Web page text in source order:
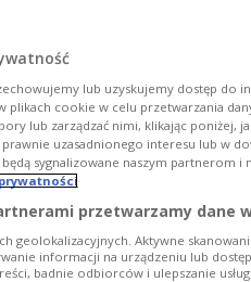
lub uzyskujemy dostęp do
plikach cookie w celu przetwarzania
lub zarządzać nimi, klikając poniżej,
prawnie uzasadnionego interesu lub w
sygnalizowane naszym partnerom i
przetwarzamy dane
geolokalizacyjnych. Aktywne
informacji na urządzeniu lub
badnie odbiorców i ulepszanie usług.